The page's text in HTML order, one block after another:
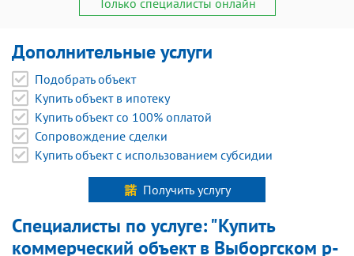
Только специалисты онлайн
Дополнительные услуги
Подобрать объект
Купить объект в ипотеку
Купить объект со 100% оплатой
Сопровождение сделки
Купить объект с использованием субсидии
Получить услугу
Специалисты по услуге: "Купить
коммерческий объект в Выборгском р-